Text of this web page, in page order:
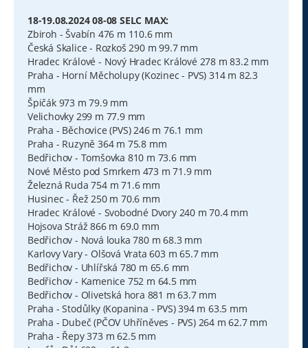
18-19.08.2024 08-08 SELC MAX:
Zbiroh - Švabín 476 m 110.6 mm
Česká Skalice - Rozkoš 290 m 99.7 mm
Hradec Králové - Nový Hradec Králové 278 m 83.2 mm
Praha - Horní Měcholupy (Kozinec - PVS) 314 m 82.3
mm
Špičák 973 m 79.9 mm
Velichovky 299 m 77.9 mm
Praha - Běchovice (PVS) 246 m 76.1 mm
Praha - Ruzyně 364 m 75.8 mm
Bedřichov - Tomšovka 810 m 73.6 mm
Nové Město pod Smrkem 473 m 71.9 mm
Železná Ruda 754 m 71.6 mm
Husinec - Řež 250 m 70.6 mm
Hradec Králové - Svobodné Dvory 240 m 70.4 mm
Hojsova Stráž 866 m 69.0 mm
Bedřichov - Nová louka 780 m 68.3 mm
Karlovy Vary - Olšová Vrata 603 m 65.7 mm
Bedřichov - Uhlířská 780 m 65.6 mm
Bedřichov - Kamenice 752 m 64.5 mm
Bedřichov - Olivetská hora 881 m 63.7 mm
Praha - Stodůlky (Kopanina - PVS) 394 m 63.5 mm
Praha - Dubeč (PČOV Uhříněves - PVS) 264 m 62.7 mm
Praha - Řepy 373 m 62.5 mm